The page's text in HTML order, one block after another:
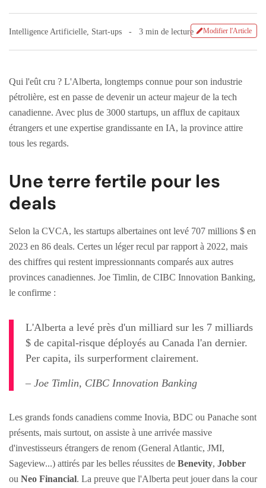
Intelligence Artificielle Start-ups 3 min de lecture Modifier l'Article
Qui l'eût cru ? L'Alberta, longtemps connue pour son industrie
pétrolière, est en passe de devenir un acteur majeur de la tech
canadienne. Avec plus de 3000 startups, un afflux de capitaux
étrangers et une expertise grandissante en IA, la province attire
tous les regards.
Une terre fertile pour les
deals
Selon la CVCA, les startups albertaines ont levé 707 millions $ en
2023 en 86 deals. Certes un léger recul par rapport à 2022, mais
des chiffres qui restent impressionnants comparés aux autres
provinces canadiennes. Joe Timlin, de CIBC Innovation Banking,
le confirme :
L'Alberta a levé près d'un milliard sur les 7 milliards
$ de capital-risque déployés au Canada l'an dernier.
Per capita, ils surperforment clairement.
– Joe Timlin, CIBC Innovation Banking
Les grands fonds canadiens comme Inovia, BDC ou Panache sont
présents, mais surtout, on assiste à une arrivée massive
d'investisseurs étrangers de renom (General Atlantic, JMI,
Sageview...) attirés par les belles réussites de Benevity, Jobber
ou Neo Financial. La preuve que l'Alberta peut jouer dans la cour